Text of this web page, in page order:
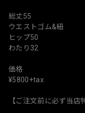
総丈55
ウエストゴム&紐
ヒップ50
わたり32
価格
¥5800+tax
【ご注文前に必ず当店